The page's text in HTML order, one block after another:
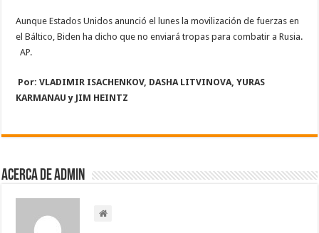
Aunque Estados Unidos anunció el lunes la movilización de fuerzas en
el Báltico, Biden ha dicho que no enviará tropas para combatir a Rusia.
AP.
Por: VLADIMIR ISACHENKOV, DASHA LITVINOVA, YURAS
KARMANAU y JIM HEINTZ
Acerca de admin